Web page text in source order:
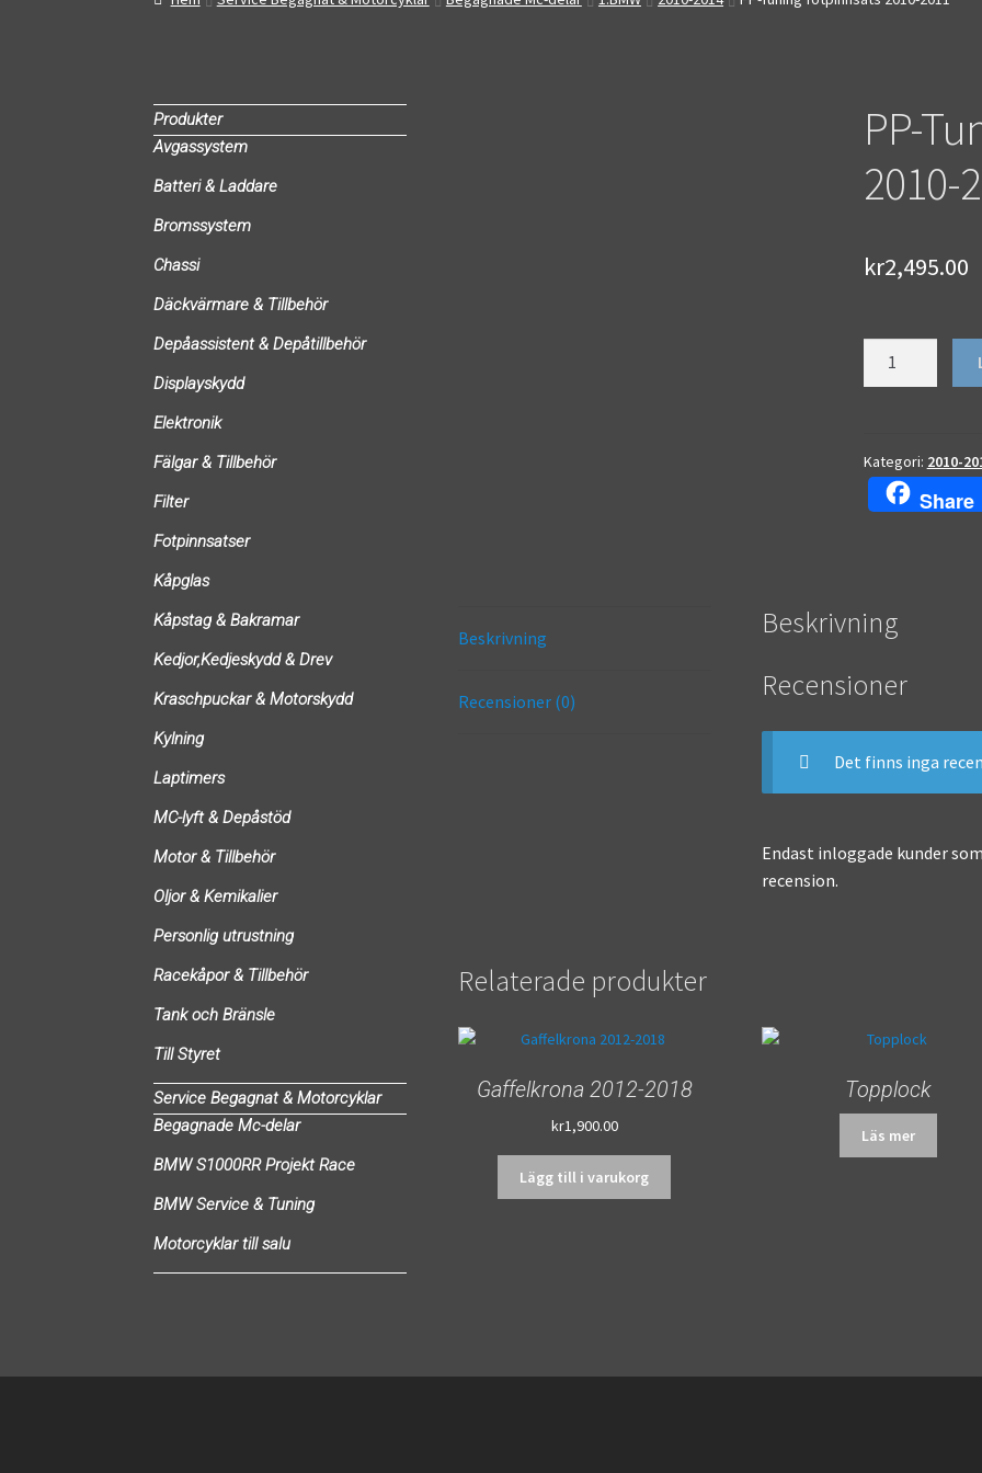
PP-
2010-
kr2,495.00
2011
mängd
Kategori: 2010-
Share
Beskrivning
Recensioner (0)
Beskrivning
Recensioner
Det finns inga
Endast inloggade kunder
recension.
Relaterade produkter
Gaffelkrona 2012-2018
kr1,900.00
Lägg till i varukorg
Topplock
Läs mer
Produkter
Avgassystem
Batteri & Laddare
Bromssystem
Chassi
Däckvärmare & Tillbehör
Depåassistent & Depåtillbehör
Displayskydd
Elektronik
Fälgar & Tillbehör
Filter
Fotpinnsatser
Kåpglas
Kåpstag & Bakramar
Kedjor,Kedjeskydd & Drev
Kraschpuckar & Motorskydd
Kylning
Laptimers
MC-lyft & Depåstöd
Motor & Tillbehör
Oljor & Kemikalier
Personlig utrustning
Racekåpor & Tillbehör
Tank och Bränsle
Till Styret
Service Begagnat & Motorcyklar
Begagnade Mc-delar
BMW S1000RR Projekt Race
BMW Service & Tuning
Motorcyklar till salu